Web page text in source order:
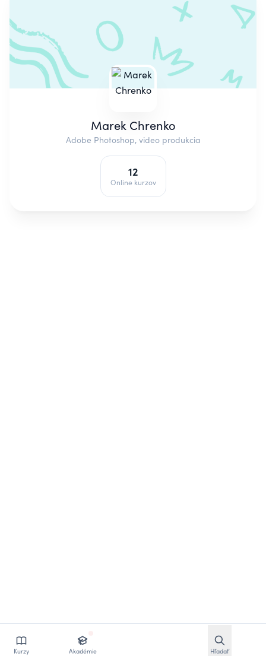
Marek Chrenko
Adobe Photoshop, video produkcia
12
Online kurzov
Kurzy Akadémie Hľadať